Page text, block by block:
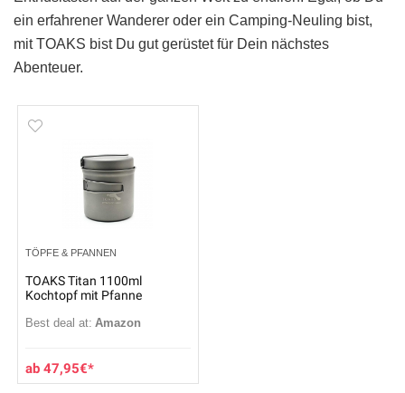
ein erfahrener Wanderer oder ein Camping-Neuling bist,
mit TOAKS bist Du gut gerüstet für Dein nächstes
Abenteuer.
TÖPFE & PFANNEN
TOAKS Titan 1100ml
Kochtopf mit Pfanne
Best deal at: Amazon
47,95€